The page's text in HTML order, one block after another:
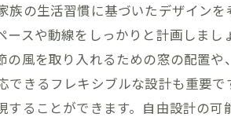
用対効果を考えた賢い選択
トを抑えつつデザイン性を追求
ルギー効率を考慮した設計術
算内で高性能な設備を取り入れる
族の生活習慣に基づいたデザイン
ースや動線をしっかりと計画しま
の風を取り入れるための窓の配置
できるフレキシブルな設計も重要
することができます。自由設計の